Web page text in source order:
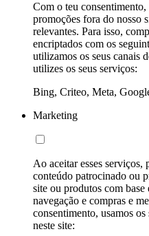
Com o teu
promoções fora do nosso
relevantes. Para isso,
encriptados com os
utilizamos os seus canais
utilizes os seus serviços:
Bing, Criteo, Meta,
Marketing
Ao aceitar esses serviços,
conteúdo patrocinado ou
site ou produtos com
navegação e compras e
consentimento, usamos
neste site: